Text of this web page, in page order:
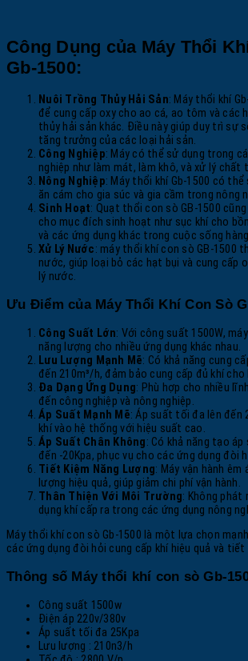
Công Dụng của Máy Thổi
Gb-1500:
Nuôi Trồng Thủy Hải Sản: Máy thổi khí
để cung cấp oxy cho ao cá, ao tôm và các
thủy hải sản khác. Điều này giúp duy trì sự
tăng trưởng của các loại hải sản.
Công Nghiệp: Máy có thể sử dụng trong
nghiệp như làm mát, làm khô, và xử lý chất
Nông Nghiệp: Máy thổi khí Gb-1500 có
ăn cám cho gia súc và gia cầm trong nông
Sinh Hoạt: Quạt thổi con sò GB-1500
cho mục đích sinh hoạt như sục khí cho
và các ứng dụng khác trong cuộc sống
Xử Lý Nước: máy thổi khí con sò GB-1500
nước, giúp loại bỏ các hạt bụi và cung cấp
lý nước.
Ưu Điểm của Máy Thổi Khí Con Sò
Công Suất Lớn: Với công suất 1500W,
năng lượng cho nhiều ứng dụng khác nhau.
Lưu Lượng Mạnh Mẽ: Có khả năng cung
đến 210m³/h, đảm bảo cung cấp đủ khí
Đa Dạng Ứng Dụng: Phù hợp cho nhiều
đến công nghiệp và nông nghiệp.
Áp Suất Mạnh Mẽ: Áp suất tối đa lên đến
khí vào hệ thống với hiệu suất cao.
Áp Suất Chân Không: Có khả năng tạo
đến -20Kpa, phục vụ cho các ứng dụng đòi
Tiết Kiệm Năng Lượng: Máy vận hành
lượng hiệu quả, giúp giảm chi phí vận hành.
Thân Thiện Với Môi Trường: Không phát
dụng khí cấp ra trong các ứng dụng nông
Máy thổi khí con sò Gb-1500 là một lựa chọn
các ứng dụng đòi hỏi cung cấp khí hiệu quả và tiết
Thông số Máy thổi khí con sò Gb-
Công suất 1500w
Điện áp 220v/380v
Áp suất tối đa 25Kpa
Lưu lượng : 210n3/h